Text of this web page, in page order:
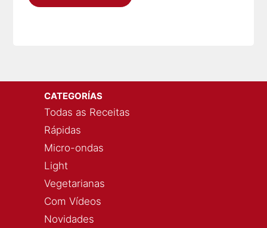
CATEGORÍAS
Todas as Receitas
Rápidas
Micro-ondas
Light
Vegetarianas
Com Vídeos
Novidades